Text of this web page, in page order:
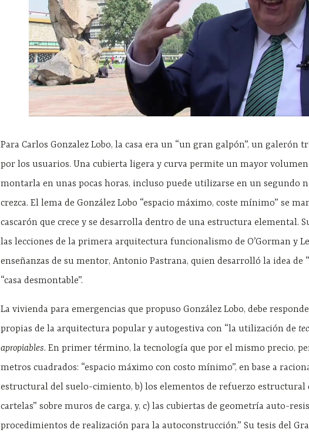
Para Carlos Gonzalez Lobo, la casa era un “un gran galpón”, un galerón
por los usuarios. Una cubierta ligera y curva permite un mayor
montarla en unas pocas horas, incluso puede utilizarse en un segundo
crezca. El lema de González Lobo “espacio máximo, coste mínimo” se
cascarón que crece y se desarrolla dentro de una estructura elemental.
las lecciones de la primera arquitectura funcionalismo de O’Gorman y
enseñanzas de su mentor, Antonio Pastrana, quien desarrolló la idea de
“casa desmontable”.
La vivienda para emergencias que propuso González Lobo, debe
propias de la arquitectura popular y autogestiva con “la utilización de
apropiables. En primer término, la tecnología que por el mismo precio,
metros cuadrados: “espacio máximo con costo mínimo”, en base a
estructural del suelo-cimiento, b) los elementos de refuerzo estructural
cartelas” sobre muros de carga, y, c) las cubiertas de geometría auto-
procedimientos de realización para la autoconstrucción.” Su tesis del